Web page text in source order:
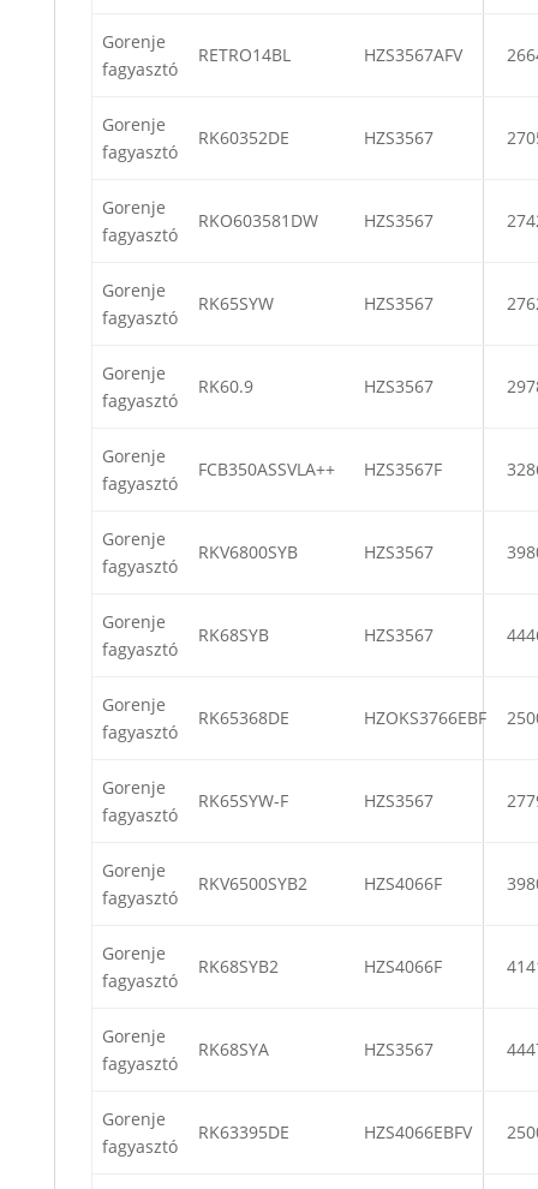
Gorenje
fagyasztó
RETRO14BL HZS3567AFV
Gorenje
fagyasztó
RK60352DE HZS3567
Gorenje
fagyasztó
RKO603581DW HZS3567
Gorenje
fagyasztó
RK65SYW HZS3567
Gorenje
fagyasztó
RK60.9 HZS3567
Gorenje
fagyasztó
FCB350ASSVLA++ HZS3567F
Gorenje
fagyasztó
RKV6800SYB HZS3567
Gorenje
fagyasztó
RK68SYB HZS3567
Gorenje
fagyasztó
RK65368DE HZOKS3766EBF
Gorenje
fagyasztó
RK65SYW-F HZS3567
Gorenje
fagyasztó
RKV6500SYB2 HZS4066F
Gorenje
fagyasztó
RK68SYB2 HZS4066F
Gorenje
fagyasztó
RK68SYA HZS3567
Gorenje
fagyasztó
RK63395DE HZS4066EBFV